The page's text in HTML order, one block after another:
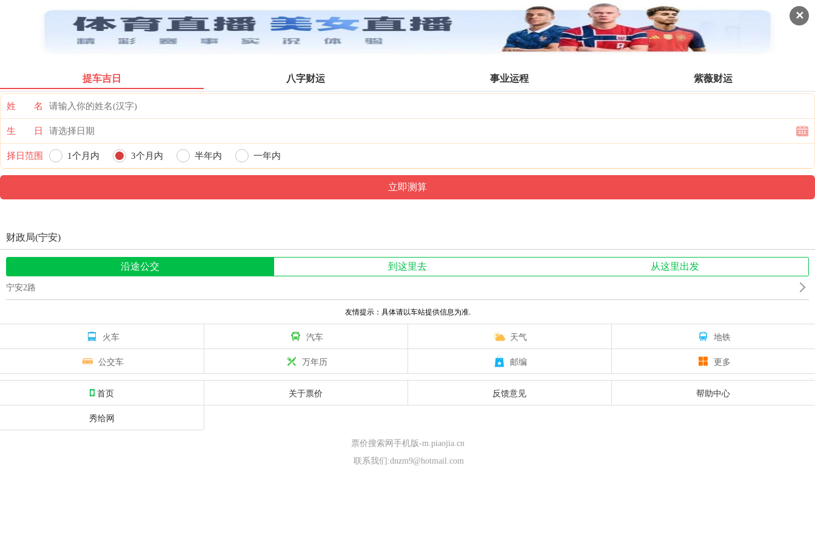
✕
牡丹江公交
提车吉日 八字财运 事业运程 紫薇财运
姓 名
生 日
择日范围 1个月内 3个月内 半年内 一年内
财政局(宁安)
沿途公交 到这里去 从这里出发
宁安2路
友情提示：具体请以车站提供信息为准.
火车 汽车 天气 地铁
公交车 万年历 邮编 更多
首页 关于票价 反馈意见 帮助中心
秀给网
票价搜索网手机版-m.piaojia.cn
联系我们:dnzm9@hotmail.com